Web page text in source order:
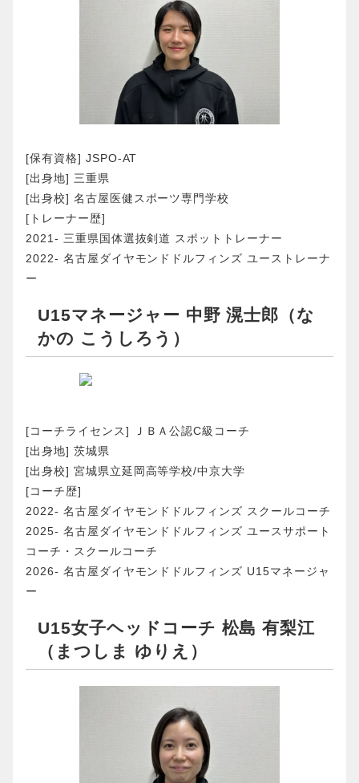
[保有資格] JSPO-AT
[出身地] 三重県
[出身校] 名古屋医健スポーツ専門学校
[トレーナー歴]
2021- 三重県国体選抜剣道 スポットトレーナー
2022- 名古屋ダイヤモンドドルフィンズ ユーストレーナ
ー
U15マネージャー 中野 滉士郎（な
かの こうしろう）
[コーチライセンス] ＪＢＡ公認C級コーチ
[出身地] 茨城県
[出身校] 宮城県立延岡高等学校/中京大学
[コーチ歴]
2022- 名古屋ダイヤモンドドルフィンズ スクールコーチ
2025- 名古屋ダイヤモンドドルフィンズ ユースサポート
コーチ・スクールコーチ
2026- 名古屋ダイヤモンドドルフィンズ U15マネージャ
ー
U15女子ヘッドコーチ 松島 有梨江
（まつしま ゆりえ）